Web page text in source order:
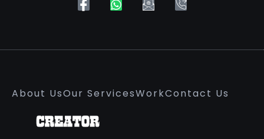
About UsOur ServicesWorkContact Us